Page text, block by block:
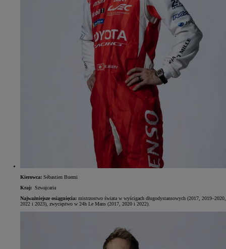
Kierowca: Sébastien Buemi
Kraj: Szwajcaria
Najważniejsze osiągnięcia: mistrzostwo świata w wyścigach długodystansowych (2017, 2019–2020,
2022 i 2023), zwycięstwo w 24h Le Mans (2017, 2020 i 2022).